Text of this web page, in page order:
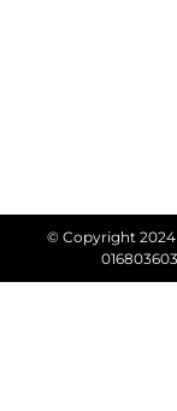
© Copyright 2024